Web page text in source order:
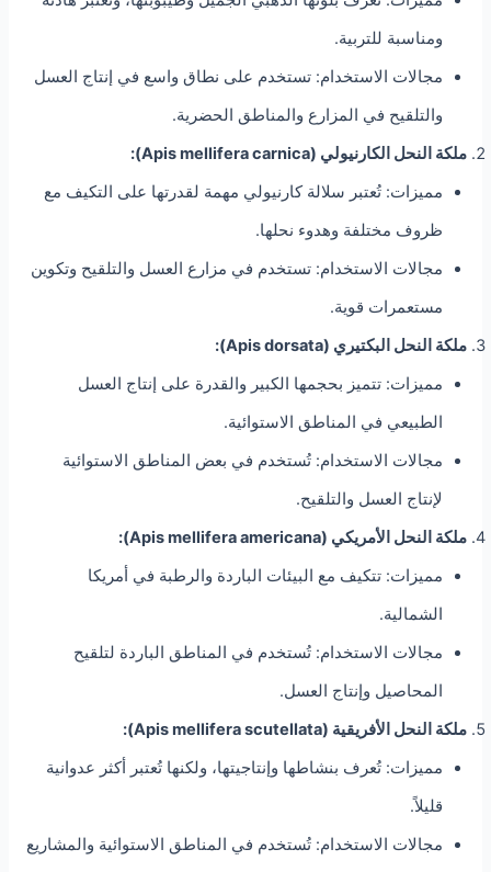
ومناسبة للتربية.
مجالات الاستخدام: تستخدم على نطاق واسع في إنتاج العسل
والتلقيح في المزارع والمناطق الحضرية.
ملكة النحل الكارنيولي (Apis mellifera carnica):
مميزات: تُعتبر سلالة كارنيولي مهمة لقدرتها على التكيف مع
ظروف مختلفة وهدوء نحلها.
مجالات الاستخدام: تستخدم في مزارع العسل والتلقيح وتكوين
مستعمرات قوية.
ملكة النحل البكتيري (Apis dorsata):
مميزات: تتميز بحجمها الكبير والقدرة على إنتاج العسل
الطبيعي في المناطق الاستوائية.
مجالات الاستخدام: تُستخدم في بعض المناطق الاستوائية
لإنتاج العسل والتلقيح.
ملكة النحل الأمريكي (Apis mellifera americana):
مميزات: تتكيف مع البيئات الباردة والرطبة في أمريكا
الشمالية.
مجالات الاستخدام: تُستخدم في المناطق الباردة لتلقيح
المحاصيل وإنتاج العسل.
ملكة النحل الأفريقية (Apis mellifera scutellata):
مميزات: تُعرف بنشاطها وإنتاجيتها، ولكنها تُعتبر أكثر عدوانية
قليلاً.
مجالات الاستخدام: تُستخدم في المناطق الاستوائية والمشاريع